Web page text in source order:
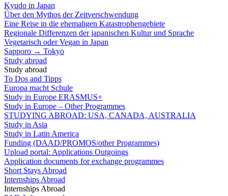
Kyudo in Japan
Über den Mythos der Zeitverschwendung
Eine Reise in die ehemaligen Katastrophengebiete
Regionale Differenzen der japanischen Kultur und Sprache
Vegetarisch oder Vegan in Japan
Sapporo → Tokyo
Study abroad
Study abroad
To Dos and Tipps
Europa macht Schule
Study in Europe ERASMUS+
Study in Europe – Other Programmes
STUDYING ABROAD: USA, CANADA, AUSTRALIA
Study in Asia
Study in Latin America
Funding (DAAD/PROMOS/other Programmes)
Upload portal: Applications Outgoings
Application documents for exchange programmes
Short Stays Abroad
Internships Abroad
Internships Abroad